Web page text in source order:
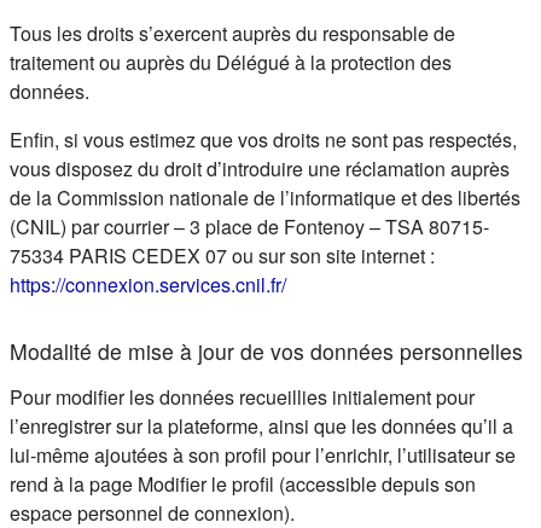
Tous les droits s’exercent auprès du responsable de
traitement ou auprès du Délégué à la protection des
données.
Enfin, si vous estimez que vos droits ne sont pas respectés,
vous disposez du droit d’introduire une réclamation auprès
de la Commission nationale de l’informatique et des libertés
(CNIL) par courrier – 3 place de Fontenoy – TSA 80715-
75334 PARIS CEDEX 07 ou sur son site internet :
https://connexion.services.cnil.fr/(s'ouvre dans un nouvel
Modalité de mise à jour de vos données personnelles
Pour modifier les données recueillies initialement pour
l’enregistrer sur la plateforme, ainsi que les données qu’il a
lui-même ajoutées à son profil pour l’enrichir, l’utilisateur se
rend à la page Modifier le profil (accessible depuis son
espace personnel de connexion).